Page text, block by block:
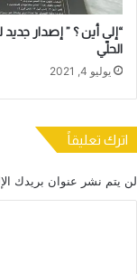
“إلى أين ؟ ” إصدار جديد
الحلّي
يوليو 4, 2021
اترك تعليقاً
لن يتم نشر عنوان بريدك